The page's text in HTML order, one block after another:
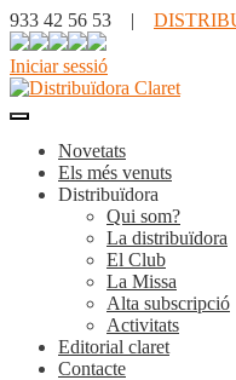
933 42 56 53 |
Iniciar sessió
Novetats
Els més venuts
Distribuïdora
Qui som?
La distribuïdora
El Club
La Missa
Alta subscripció
Activitats
Editorial claret
Contacte